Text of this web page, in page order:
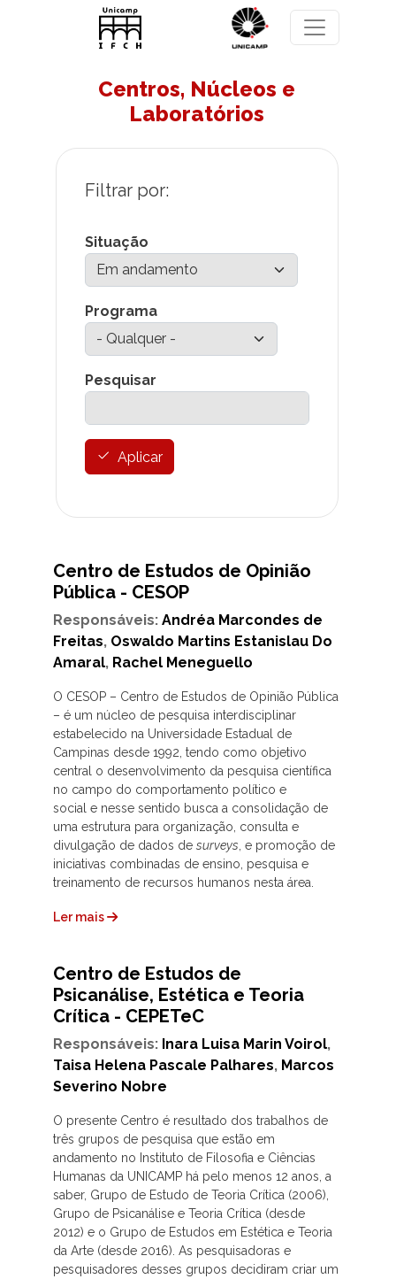
Pular para o conteúdo principal
Centros, Núcleos e
Laboratórios
Situação
Programa
Pesquisar
Aplicar
Centro de Estudos de Opinião
Pública - CESOP
Responsáveis: Andréa Marcondes de
Freitas, Oswaldo Martins Estanislau Do
Amaral, Rachel Meneguello
O CESOP – Centro de Estudos de Opinião Pública
– é um núcleo de pesquisa interdisciplinar
estabelecido na Universidade Estadual de
Campinas desde 1992, tendo como objetivo
central o desenvolvimento da pesquisa científica
no campo do comportamento político e
social e nesse sentido busca a consolidação de
uma estrutura para organização, consulta e
divulgação de dados de surveys , e promoção de
iniciativas combinadas de ensino, pesquisa e
treinamento de recursos humanos nesta área.
Ler mais
Centro de Estudos de
Psicanálise, Estética e Teoria
Crítica - CEPETeC
Responsáveis: Inara Luisa Marin Voirol,
Taisa Helena Pascale Palhares, Marcos
Severino Nobre
O presente Centro é resultado dos trabalhos de
três grupos de pesquisa que estão em
andamento no Instituto de Filosofia e Ciências
Humanas da UNICAMP há pelo menos 12 anos, a
saber, Grupo de Estudo de Teoria Crítica (2006),
Grupo de Psicanálise e Teoria Crítica (desde
2012) e o Grupo de Estudos em Estética e Teoria
da Arte (desde 2016). As pesquisadoras e
pesquisadores desses grupos decidiram criar um